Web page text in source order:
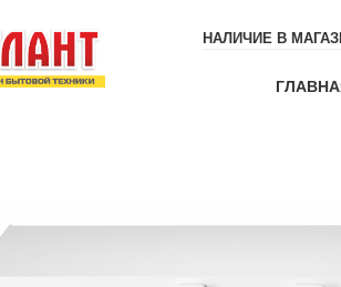
НАЛИЧИЕ В